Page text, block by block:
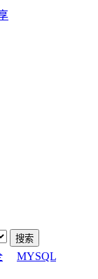
搜索
MYSQL